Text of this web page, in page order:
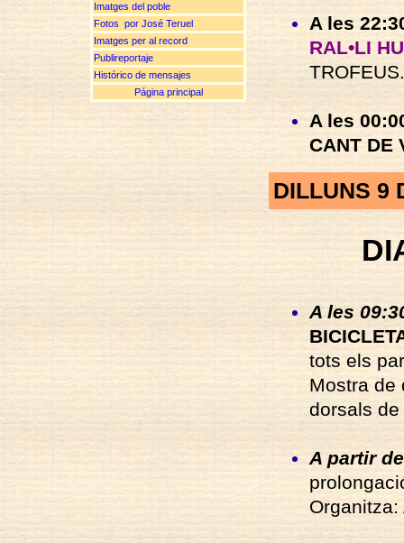
Imatges del poble
Fotos por José Teruel
Imatges per al record
Publireportaje
Histórico de mensajes
Página principal
A les
RAL•LI
TROFEUS.
A les
CANT DE
DILLUNS 9
A les
tots els
Mostra de
dorsals
A partir